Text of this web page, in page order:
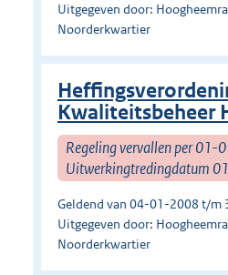
Uitgegeven door:
Noorderkwartier
Kwaliteitsbeheer
Regeling vervallen per
Uitwerkingtredingdatum
Geldend van 04-01-2008 t/m
Uitgegeven door:
Noorderkwartier